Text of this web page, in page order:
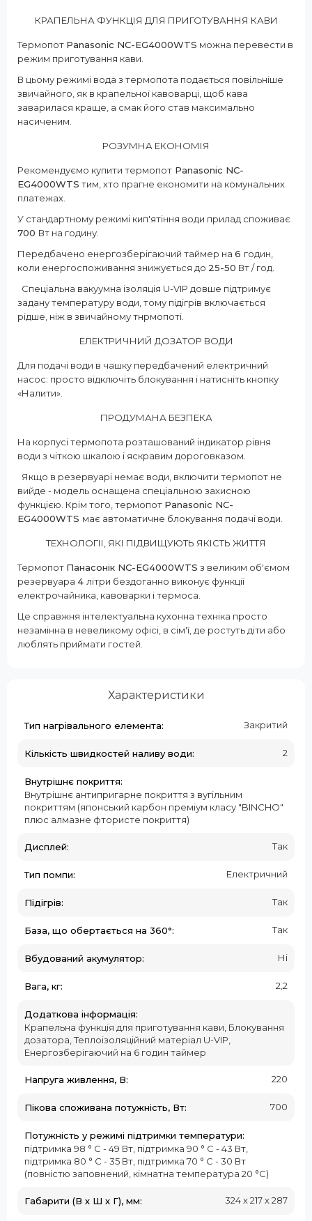
КРАПЕЛЬНА ФУНКЦІЯ ДЛЯ ПРИГОТУВАННЯ КАВИ
Термопот Panasonic NC-EG4000WTS можна перевести в
режим приготування кави.
В цьому режимі вода з термопота подається повільніше
звичайного, як в крапельної кавоварці, щоб кава
заварилася краще, а смак його став максимально
насиченим.
РОЗУМНА ЕКОНОМІЯ
Рекомендуємо купити термопот Panasonic NC-
EG4000WTS тим, хто прагне економити на комунальних
платежах.
У стандартному режимі кип'ятіння води прилад споживає
700 Вт на годину.
Передбачено енергозберігаючий таймер на 6 годин,
коли енергоспоживання знижується до 25-50 Вт / год.
Спеціальна вакуумна ізоляція U-VIP довше підтримує
задану температуру води, тому підігрів включається
рідше, ніж в звичайному тнрмопоті.
ЕЛЕКТРИЧНИЙ ДОЗАТОР ВОДИ
Для подачі води в чашку передбачений електричний
насос: просто відключіть блокування і натисніть кнопку
«Налити».
ПРОДУМАНА БЕЗПЕКА
На корпусі термопота розташований індикатор рівня
води з чіткою шкалою і яскравим дороговказом.
Якщо в резервуарі немає води, включити термопот не
вийде - модель оснащена спеціальною захисною
функцією. Крім того, термопот Panasonic NC-
EG4000WTS має автоматичне блокування подачі води.
ТЕХНОЛОГІІ, ЯКІ ПІДВИЩУЮТЬ ЯКІСТЬ ЖИТТЯ
Термопот Панасонік NC-EG4000WTS з великим об'ємом
резервуара 4 літри бездоганно виконує функції
електрочайника, кавоварки і термоса.
Це справжня інтелектуальна кухонна техніка просто
незамінна в невеликому офісі, в сім'ї, де ростуть діти або
люблять приймати гостей.
Характеристики
Тип нагрівального елемента: Закритий
Кількість швидкостей наливу води: 2
Внутрішнє покриття:
Внутрішнє антипригарне покриття з вугільним
покриттям (японський карбон преміум класу "BINCHO"
плюс алмазне фтористе покриття)
Дисплей: Так
Тип помпи: Електричний
Підігрів: Так
База, що обертається на 360°: Так
Вбудований акумулятор: Ні
Вага, кг: 2,2
Додаткова інформація:
Крапельна функція для приготування кави, Блокування
дозатора, Теплоізоляційний матеріал U-VIP,
Енергозберігаючий на 6 годин таймер
Напруга живлення, В: 220
Пікова споживана потужність, Вт: 700
Потужність у режимі підтримки температури:
підтримка 98 ° C - 49 Вт, підтримка 90 ° C - 43 Вт,
підтримка 80 ° C - 35 Вт, підтримка 70 ° C - 30 Вт
(повністю заповнений, кімнатна температура 20 °C)
Габарити (В х Ш х Г), мм: 324 х 217 х 287